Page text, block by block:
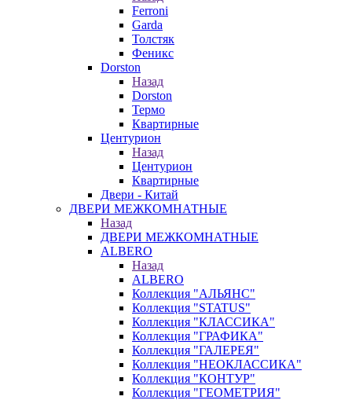
Ferroni
Garda
Толстяк
Феникс
Dorston
Назад
Dorston
Термо
Квартирные
Центурион
Назад
Центурион
Квартирные
Двери - Китай
ДВЕРИ МЕЖКОМНАТНЫЕ
Назад
ДВЕРИ МЕЖКОМНАТНЫЕ
ALBERO
Назад
ALBERO
Коллекция "АЛЬЯНС"
Коллекция "STATUS"
Коллекция "КЛАССИКА"
Коллекция "ГРАФИКА"
Коллекция "ГАЛЕРЕЯ"
Коллекция "НЕОКЛАССИКА"
Коллекция "КОНТУР"
Коллекция "ГЕОМЕТРИЯ"